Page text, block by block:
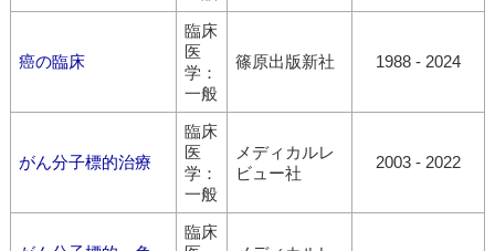
癌の臨床
臨床
医
学：
一般
篠原出版新社 1988 - 2024
がん分子標的治療
臨床
医
学：
一般
メディカルレ
ビュー社
2003 - 2022
臨床